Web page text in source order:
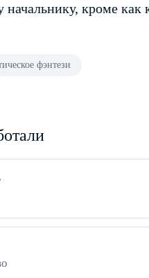
начальнику, кроме как
фэнтези